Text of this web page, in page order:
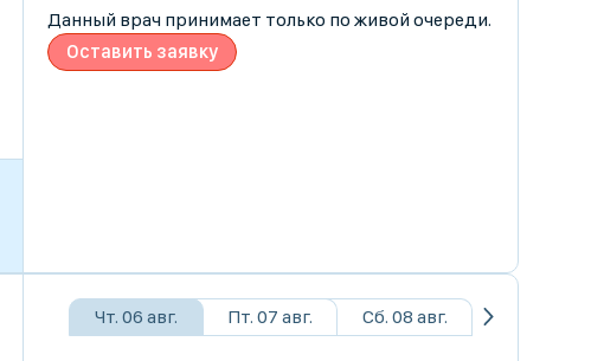
Данный врач принимает только по живой очереди.
Оставить заявку
Чт. 06 авг. Пт. 07 авг. Сб. 08 авг.